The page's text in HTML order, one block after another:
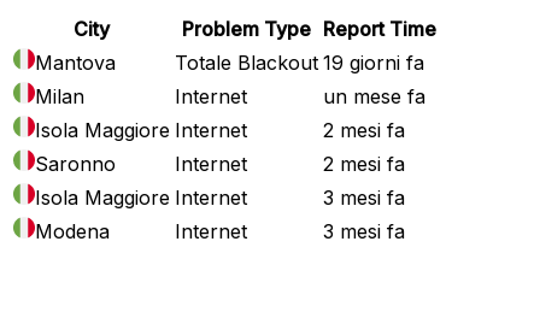
City Problem Type Report Time
Mantova
Totale Blackout 19 giorni fa
Milan
Internet
un mese fa
Isola Maggiore Internet
2 mesi fa
Saronno
Internet
2 mesi fa
Isola Maggiore Internet
3 mesi fa
Modena
Internet
3 mesi fa